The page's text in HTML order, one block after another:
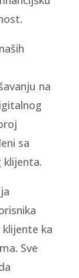
na
sa
klijenta.
ka
Sve